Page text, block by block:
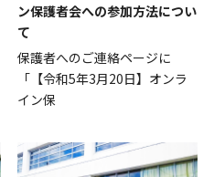
ン保護者会への参加方法につい
て
保護者へのご連絡ページに
「【令和5年3月20日】オンラ
イン保